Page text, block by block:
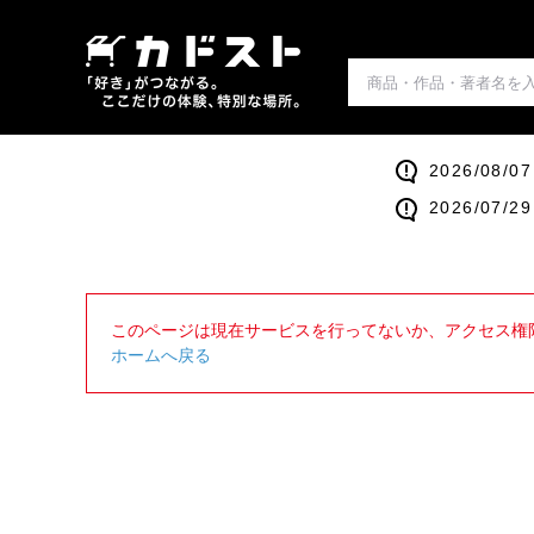
2026/08/07
2026/07/29
このページは現在サービスを行ってないか、アクセス
ホームへ戻る